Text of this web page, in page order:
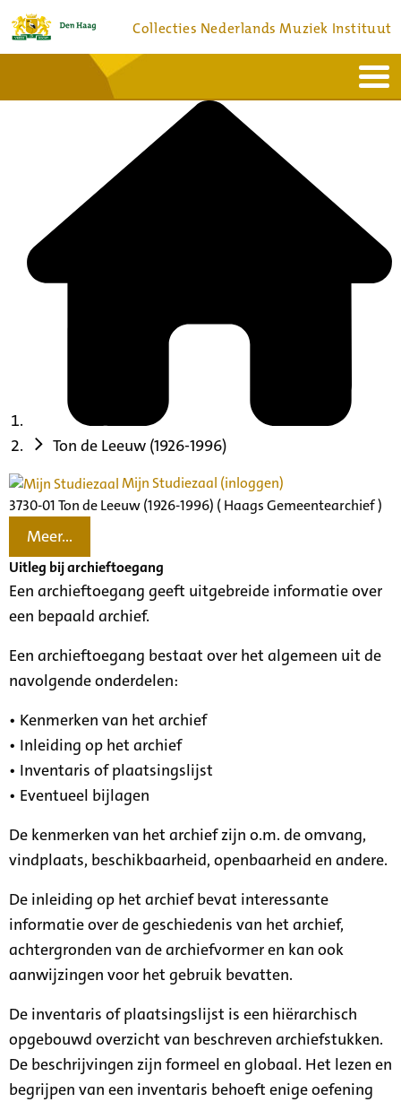
Collecties Nederlands Muziek Instituut
Bronnen en collecties
Ton de Leeuw (1926-1996)
Mijn Studiezaal (inloggen)
3730-01 Ton de Leeuw (1926-1996) ( Haags Gemeentearchief )
Meer...
Uitleg bij archieftoegang
Een archieftoegang geeft uitgebreide informatie over
een bepaald archief.
Een archieftoegang bestaat over het algemeen uit de
navolgende onderdelen:
• Kenmerken van het archief
• Inleiding op het archief
• Inventaris of plaatsingslijst
• Eventueel bijlagen
De kenmerken van het archief zijn o.m. de omvang,
vindplaats, beschikbaarheid, openbaarheid en andere.
De inleiding op het archief bevat interessante
informatie over de geschiedenis van het archief,
achtergronden van de archiefvormer en kan ook
aanwijzingen voor het gebruik bevatten.
De inventaris of plaatsingslijst is een hiërarchisch
opgebouwd overzicht van beschreven archiefstukken.
De beschrijvingen zijn formeel en globaal. Het lezen en
begrijpen van een inventaris behoeft enige oefening